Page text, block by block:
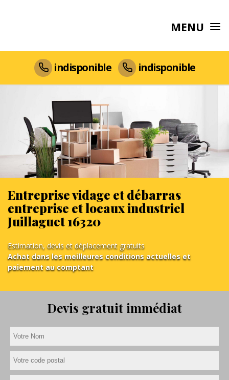
MENU
indisponible indisponible
Entreprise vidage et débarras
entreprise et locaux industriel
Juillaguet 16320
Estimation, devis et déplacement gratuits
Achat dans les meilleures conditions actuelles et
paiement au comptant
Devis gratuit immédiat